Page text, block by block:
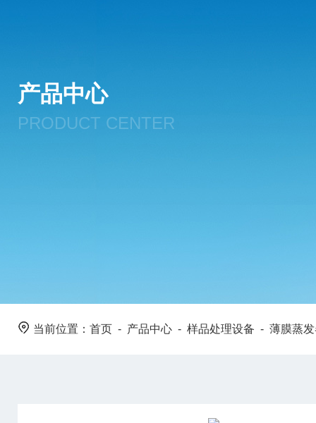
产品中心
PRODUCT CENTER
当前位置： 首页 - 产品中心 - 样品处理设备 - 薄膜蒸